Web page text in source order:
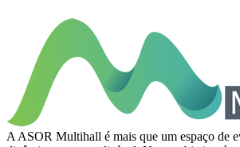
A ASOR Multihall é mais que um espaço de